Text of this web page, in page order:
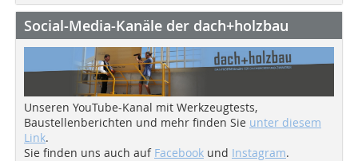
Social-Media-Kanäle der dach+holzbau
Unseren YouTube-Kanal mit Werkzeugtests,
Baustellenberichten und mehr finden Sie unter diesem
Link.
Sie finden uns auch auf Facebook und Instagram.